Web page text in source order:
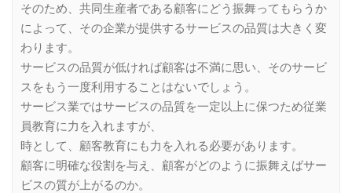
そのため、共同生産者である顧客にどう振舞ってもらうか
によって、その企業が提供するサービスの品質は大きく変
わります。
サービスの品質が低ければ顧客は不満に思い、そのサービ
スをもう一度利用することはないでしょう。
サービス業ではサービスの品質を一定以上に保つため従業
員教育に力を入れますが、
時として、顧客教育にも力を入れる必要があります。
顧客に明確な役割を与え、顧客がどのように振舞えばサー
ビスの質が上がるのか。